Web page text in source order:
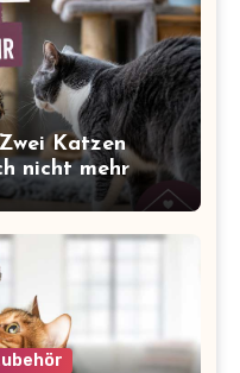
Katzen
nicht mehr